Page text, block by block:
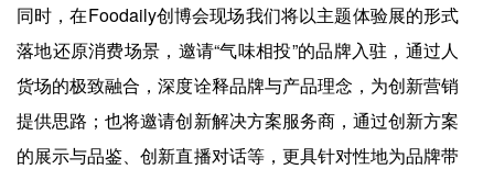
同时，在Foodaily创博会现场我们将以主题体验展的形式
落地还原消费场景，邀请“气味相投”的品牌入驻，通过人
货场的极致融合，深度诠释品牌与产品理念，为创新营销
提供思路；也将邀请创新解决方案服务商，通过创新方案
的展示与品鉴、创新直播对话等，更具针对性地为品牌带